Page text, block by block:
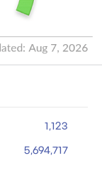
1,123
5,694,717